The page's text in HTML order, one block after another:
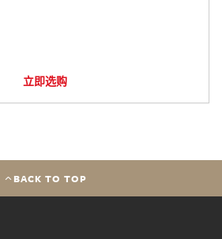
立即选购
BACK TO TOP